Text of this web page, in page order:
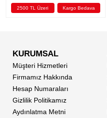
2500 TL Üzeri Kargo Bedava
KURUMSAL
Müşteri Hizmetleri
Firmamız Hakkında
Hesap Numaraları
Gizlilik Politikamız
Aydınlatma Metni